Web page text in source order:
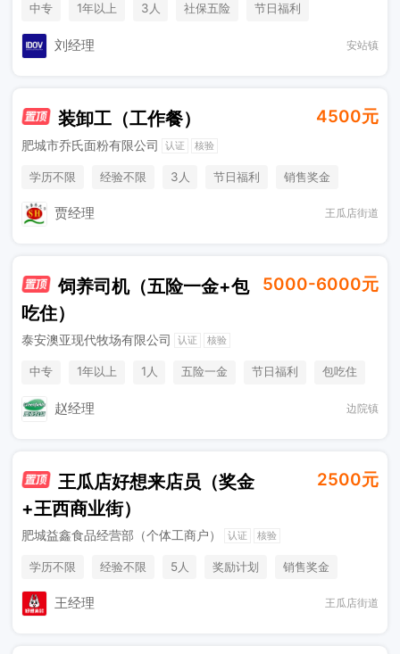
中专 1年以上 3人 社保五险
节日福利
加班补助
法定节假日
刘经理 安站镇
装卸工（工作餐） 4500元
肥城市乔氏面粉有限公司 认证 核验
学历不限 经验不限 3人 节日福利
销售奖金
休假制度
贾经理 王瓜店街道
饲养司机（五险一金+包
吃住）
5000-6000元
泰安澳亚现代牧场有限公司 认证 核验
中专 1年以上 1人 五险一金 节日福利
包吃住
赵经理 边院镇
王瓜店好想来店员（奖金
+王西商业街）
2500元
肥城益鑫食品经营部（个体工商户） 认证 核验
学历不限 经验不限 5人 奖励计划 销售奖金
王经理 王瓜店街道